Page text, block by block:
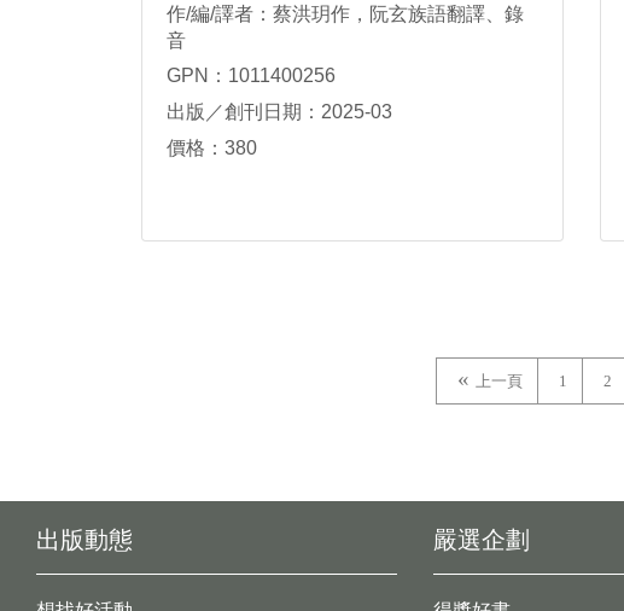
作/編/譯者：蔡洪玥作，阮玄族語翻譯、錄
音
GPN：1011400256
出版／創刊日期：2025-03
價格：380
上一頁 1 2
出版動態 嚴選企劃